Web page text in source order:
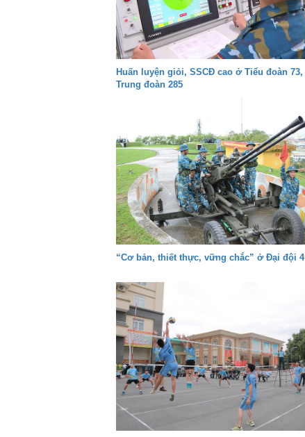
Huấn luyện giỏi, SSCĐ cao ở Tiểu đoàn 73,
Trung đoàn 285
“Cơ bản, thiết thực, vững chắc” ở Đại đội 4